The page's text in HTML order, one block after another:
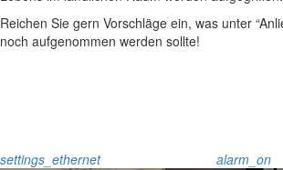
Reichen Sie gern Vorschläge ein, was unter
noch aufgenommen werden sollte!
settings_ethernet alarm_on